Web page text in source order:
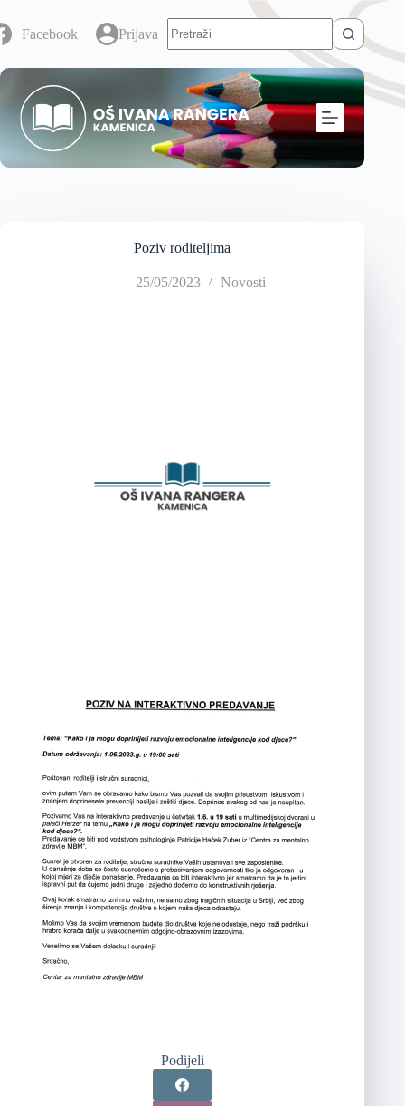
Facebook Prijava
Poziv roditeljima
25/05/2023 Novosti
Podijeli